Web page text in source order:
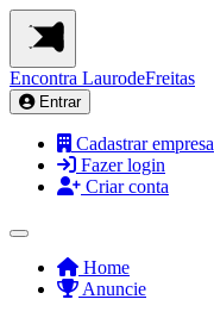
Encontra LaurodeFreitas
Entrar
Cadastrar empresa
Fazer login
Criar conta
Home
Anuncie